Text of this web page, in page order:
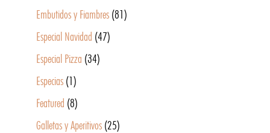
Embutidos y Fiambres (81)
Especial Navidad (47)
Especial Pizza (34)
Especias (1)
Featured (8)
Galletas y Aperitivos (25)